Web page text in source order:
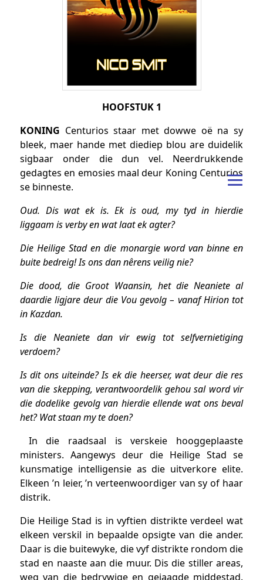
HOOFSTUK 1
KONING Centurios staar met dowwe oë na sy
bleek, maer hande met diediep blou are duidelik
sigbaar onder die dun vel. Neerdrukkende
gedagtes en emosies maal deur Koning Centurios
se binneste.
Oud. Dis wat ek is. Ek is oud, my tyd in hierdie
liggaam is verby en wat laat ek agter?
Die Heilige Stad en die monargie word van binne en
buite bedreig! Is ons dan nêrens veilig nie?
Die dood, die Groot Waansin, het die Neaniete al
daardie ligjare deur die Vou gevolg – vanaf Hirion tot
in Kazdan.
Is die Neaniete dan vir ewig tot selfvernietiging
verdoem?
Is dit ons uiteinde? Is ek die heerser, wat deur die res
van die skepping, verantwoordelik gehou sal word vir
die dodelike gevolg van hierdie ellende wat ons beval
het? Wat staan my te doen?
In die raadsaal is verskeie hooggeplaaste
ministers. Aangewys deur die Heilige Stad se
kunsmatige intelligensie as die uitverkore elite.
Elkeen ’n leier, ’n verteenwoordiger van sy of haar
distrik.
Die Heilige Stad is in vyftien distrikte verdeel wat
elkeen verskil in bepaalde opsigte van die ander.
Daar is die buitewyke, die vyf distrikte rondom die
stad en naaste aan die muur. Dis die stiller areas,
weg van die bedrywige en gejaagde middestad.